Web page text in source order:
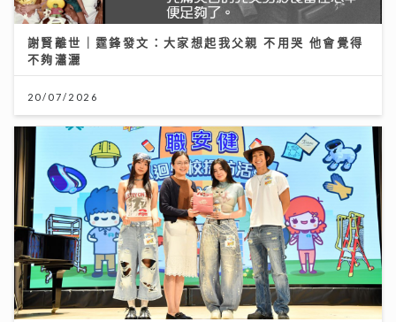
謝賢離世｜霆鋒發文：大家想起我父親 不用哭 他會覺得
不夠瀟灑
20/07/2026